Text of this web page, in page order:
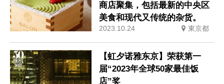
商店聚集，包括最新的中央区
美食和现代又传统的杂货。
2023.10.24 東京都
【虹夕诺雅东京】荣获第一
届“2023年全球50家最佳饭
店”奖